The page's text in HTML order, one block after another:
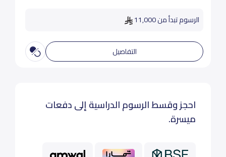
الرسوم تبدأ من 11,000
التفاصيل
احجز وقسط الرسوم الدراسية إلى دفعات
ميسرة.